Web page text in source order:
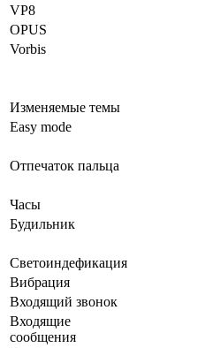
VP8
OPUS
Vorbis
Изменяемые темы
Easy mode
Отпечаток пальца
Часы
Будильник
Светоиндефикация
Вибрация
Входящий звонок
Входящие
сообщения